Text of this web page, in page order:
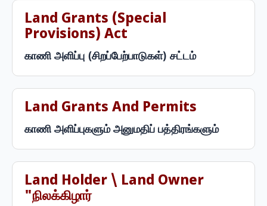
Land Grants (special
Provisions) Act
காணி அளிப்பு (சிறப்பேற்பாடுகள்) சட்டம்
Land Grants And Permits
காணி அளிப்புகளும் அனுமதிப் பத்திரங்களும்
Land Holder \ Land Owner
"நிலக்கிழார்